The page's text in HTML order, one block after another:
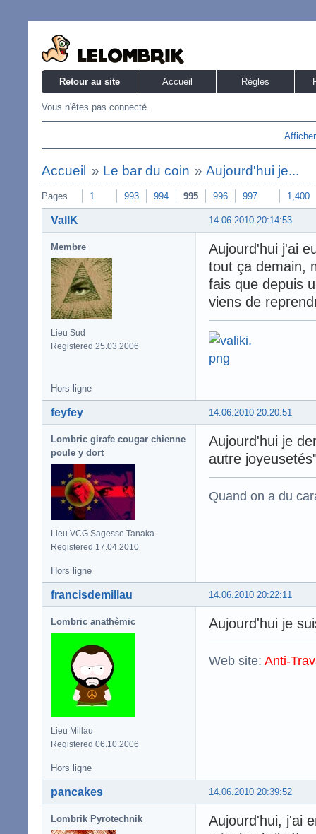
Retour au site Accueil Règles
Vous n'êtes pas connecté.
Accueil » Le bar du coin »Aujourd'hui je...
Pages 1 993 994 995 996 997 1,400
14.06.2010 20:14:53
ValIK
Membre
Lieu Sud
Registered 25.03.2006
Aujourd'hui j'ai
tout ça demain,
fais que depuis
viens de
Hors ligne
14.06.2010 20:20:51
feyfey
Lombric girafe cougar chienne
poule y dort
Lieu VCG Sagesse Tanaka
Registered 17.04.2010
Aujourd'hui je
autre
Quand on a du
Hors ligne
14.06.2010 20:22:11
francisdemillau
Lombric anathèmic
Lieu Millau
Registered 06.10.2006
Aujourd'hui je
Web site: Anti-
Hors ligne
14.06.2010 20:39:52
pancakes
Lombrik Pyrotechnik
Aujourd'hui, j'ai